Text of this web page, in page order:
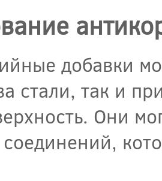
добавки
стали, так и
Они